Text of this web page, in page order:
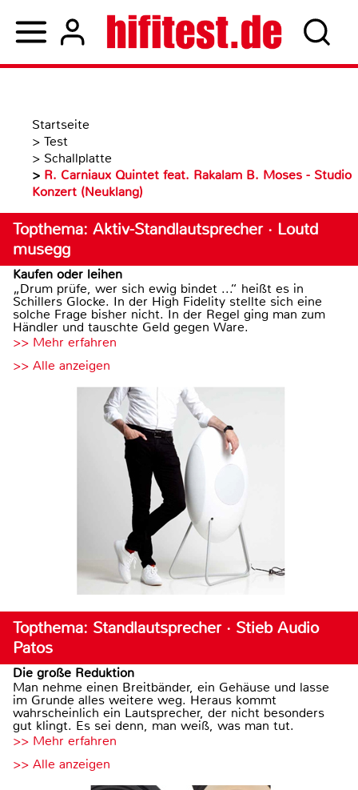
Startseite
> Test
> Schallplatte
> R. Carniaux Quintet feat. Rakalam B. Moses - Studio
Konzert (Neuklang)
Topthema: Aktiv-Standlautsprecher · Loutd
musegg
Kaufen oder leihen
„Drum prüfe, wer sich ewig bindet ...“ heißt es in
Schillers Glocke. In der High Fidelity stellte sich eine
solche Frage bisher nicht. In der Regel ging man zum
Händler und tauschte Geld gegen Ware.
>> Mehr erfahren
>> Alle anzeigen
Topthema: Standlautsprecher · Stieb Audio
Patos
Die große Reduktion
Man nehme einen Breitbänder, ein Gehäuse und lasse
im Grunde alles weitere weg. Heraus kommt
wahrscheinlich ein Lautsprecher, der nicht besonders
gut klingt. Es sei denn, man weiß, was man tut.
>> Mehr erfahren
>> Alle anzeigen